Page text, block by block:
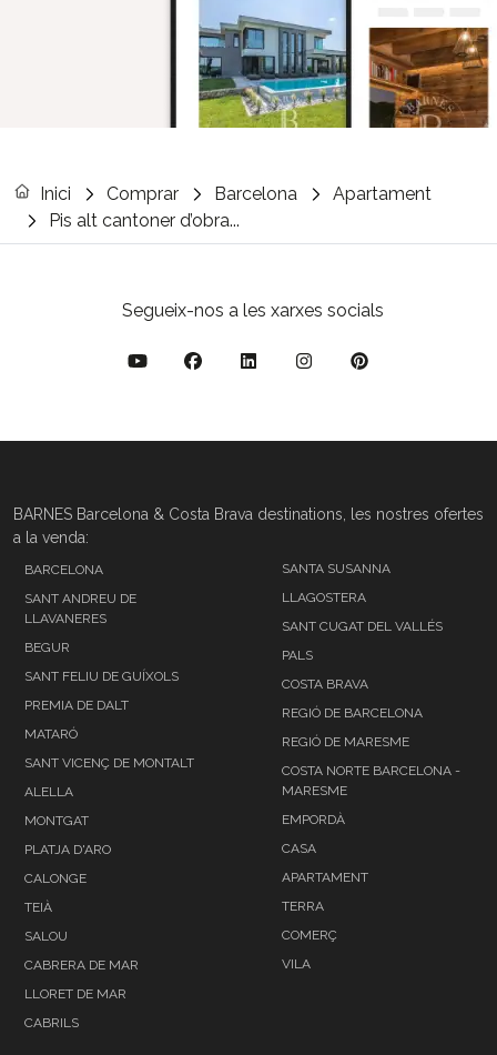
Inici Comprar Barcelona
Apartament
Pis alt cantoner d’obra...
Segueix-nos a les xarxes socials
BARNES Barcelona & Costa Brava destinations, les nostres ofertes
a la venda:
BARCELONA
SANT ANDREU DE
LLAVANERES
BEGUR
SANT FELIU DE GUÍXOLS
PREMIA DE DALT
MATARÓ
SANT VICENÇ DE MONTALT
ALELLA
MONTGAT
PLATJA D'ARO
CALONGE
TEIÀ
SALOU
CABRERA DE MAR
LLORET DE MAR
CABRILS
SANTA SUSANNA
LLAGOSTERA
SANT CUGAT DEL VALLÉS
PALS
COSTA BRAVA
REGIÓ DE BARCELONA
REGIÓ DE MARESME
COSTA NORTE BARCELONA -
MARESME
EMPORDÀ
CASA
APARTAMENT
TERRA
COMERÇ
VILA